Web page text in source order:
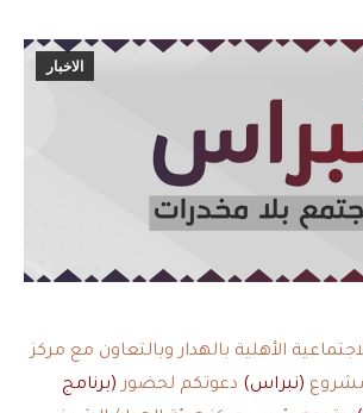
الاخبار
الأهلية بالهدار وبالتعاون مع مركز
(نبراس) دعوتكم لحضور (برنامج